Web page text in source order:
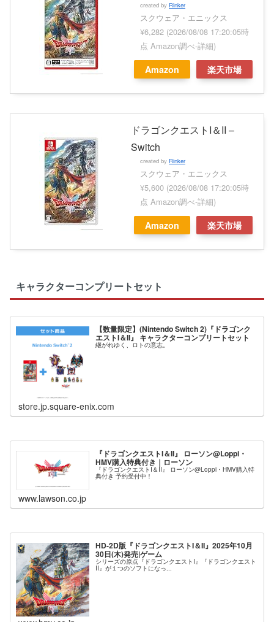
created by Rinker
スクウェア・エニックス
¥6,282 (2026/08/08 17:20:05時
点 Amazon調べ-詳細)
Amazon 楽天市場
ドラゴンクエストI＆II –
Switch
created by Rinker
スクウェア・エニックス
¥5,600 (2026/08/08 17:20:05時
点 Amazon調べ-詳細)
Amazon 楽天市場
キャラクターコンプリートセット
【数量限定】(Nintendo Switch 2)『ドラゴンク
エストI＆II』 キャラクターコンプリートセット
継がれゆく、ロトの意志。
store.jp.square-enix.com
『ドラゴンクエストI＆II』 ローソン@Loppi・
HMV購入特典付き｜ローソン
『ドラゴンクエストI＆II』 ローソン@Loppi・HMV購入特
典付き 予約受付中！
www.lawson.co.jp
HD-2D版『ドラゴンクエストI＆II』2025年10月
30日(木)発売|ゲーム
シリーズの原点『ドラゴンクエストI』『ドラゴンクエスト
II』が１つのソフトになっ...